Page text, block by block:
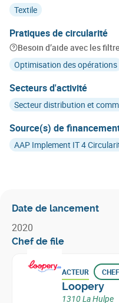
Textile
Pratiques de circularité
Besoin d’aide avec les
Optimisation des opérations
Secteurs d'activité
Secteur distribution et
Source(s) de
AAP Implement IT 4
Date de lancement
2020
Chef de file
ACTEUR
Loopery
1310 La Hulpe